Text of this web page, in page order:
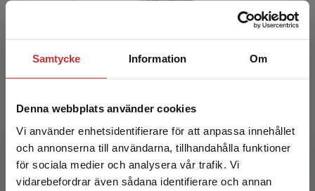
Samtycke Information Om
Denna webbplats använder cookies
Vi använder enhetsidentifierare för att anpassa innehållet
och annonserna till användarna, tillhandahålla funktioner
för sociala medier och analysera vår trafik. Vi
vidarebefordrar även sådana identifierare och annan
Begränsad fraktregion
Fridlund, Bengt m.fl. (red.)
363 krinkl. moms
Exkl. moms: 342 kr